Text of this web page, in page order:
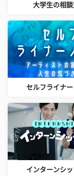
大学生の相談
セルフライナ
インターンシ